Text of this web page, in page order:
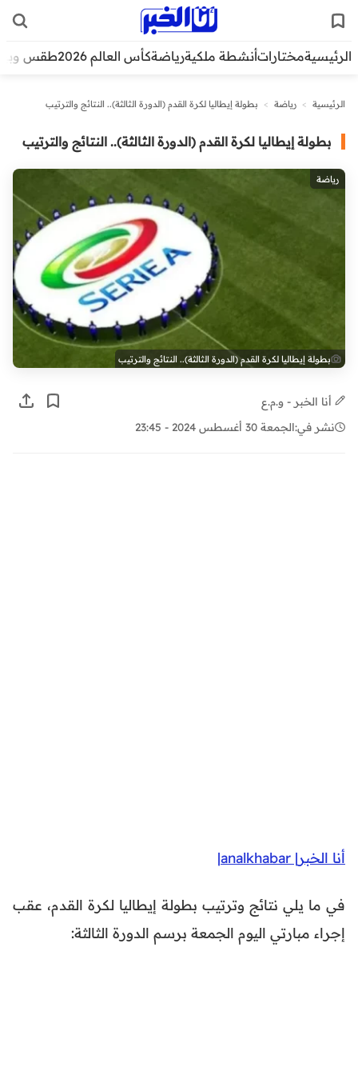
الرئيسيةمختاراتأنشطة ملكيةرياضةكأس العالم 2026 طقس
الرئيسية > رياضة > بطولة إيطاليا لكرة القدم (الدورة الثالثة).. النتائج والترتيب
بطولة إيطاليا لكرة القدم (الدورة الثالثة).. النتائج والترتيب
رياضة
بطولة إيطاليا لكرة القدم (الدورة الثالثة).. النتائج والترتيب
أنا الخبر - و.م.ع
نشر في:الجمعة 30 أغسطس 2024 - 23:45
أنا الخبر| analkhabar|
في ما يلي نتائج وترتيب بطولة إيطاليا لكرة القدم، عقب
إجراء مبارتي اليوم الجمعة برسم الدورة الثالثة: